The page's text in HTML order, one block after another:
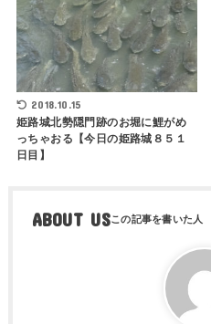
2018.10.15
姫路城北勢隠門跡のお堀に鯉がめ
っちゃおる【今日の姫路城８５１
日目】
ABOUT US